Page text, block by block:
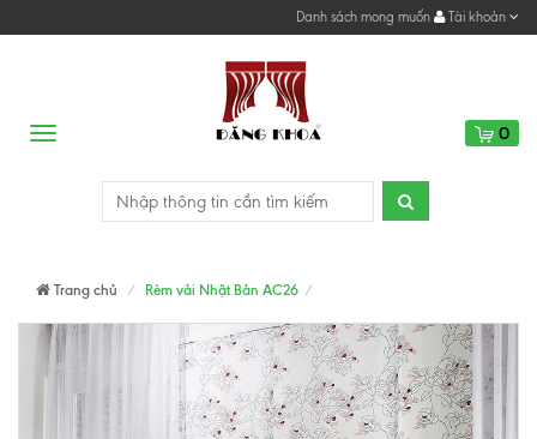
Danh sách mong muốn Tài khoản
Menu 0
Trang chủ Rèm vải Nhật Bản AC26